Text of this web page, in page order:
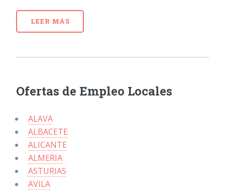
LEER MÁS
Ofertas de Empleo Locales
ALAVA
ALBACETE
ALICANTE
ALMERIA
ASTURIAS
AVILA